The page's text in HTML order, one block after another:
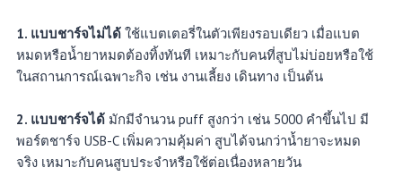
1. แบบชาร์จไม่ได้ ใช้แบตเตอรี่ในตัวเพียงรอบเดียว เมื่อแบต
หมดหรือน้ำยาหมดต้องทิ้งทันที เหมาะกับคนที่สูบไม่บ่อยหรือใช้
ในสถานการณ์เฉพาะกิจ เช่น งานเลี้ยง เดินทาง เป็นต้น
2. แบบชาร์จได้ มักมีจำนวน puff สูงกว่า เช่น 5000 คำขึ้นไป มี
พอร์ตชาร์จ USB-C เพิ่มความคุ้มค่า สูบได้จนกว่าน้ำยาจะหมด
จริง เหมาะกับคนสูบประจำหรือใช้ต่อเนื่องหลายวัน